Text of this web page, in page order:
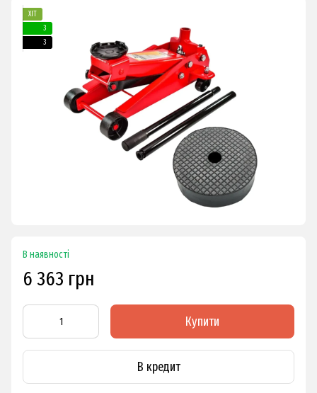
ХІТ
3
3
В наявності
6 363 грн
Купити
В кредит